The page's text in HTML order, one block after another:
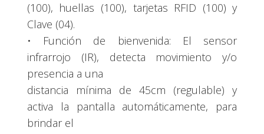
(100), huellas (100), tarjetas RFID (100) y
Clave (04).
• Función de bienvenida: El sensor
infrarrojo (IR), detecta movimiento y/o
presencia a una
distancia mínima de 45cm (regulable) y
activa la pantalla automáticamente, para
brindar el